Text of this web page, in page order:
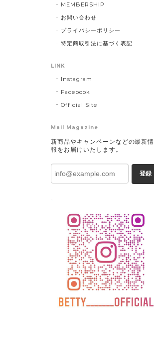
MEMBERSHIP
お問い合わせ
プライバシーポリシー
特定商取引法に基づく表記
LINK
Instagram
Facebook
Official Site
Mail Magazine
新商品やキャンペーンなどの最新情
報をお届けいたします。
登録